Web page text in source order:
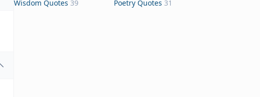
Wisdom Quotes 39 Poetry Quotes 31